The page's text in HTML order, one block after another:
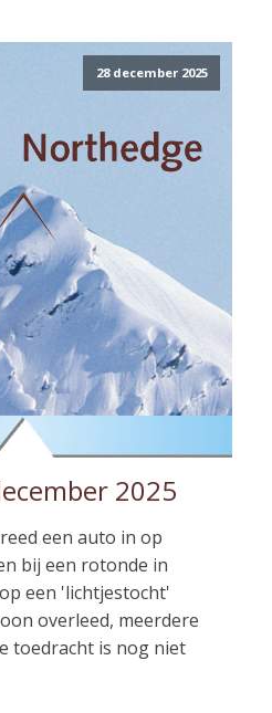
28 december 2025
2025
een auto in op
bij een rotonde in
een 'lichtjestocht'
overleed, meerdere
toedracht is nog niet